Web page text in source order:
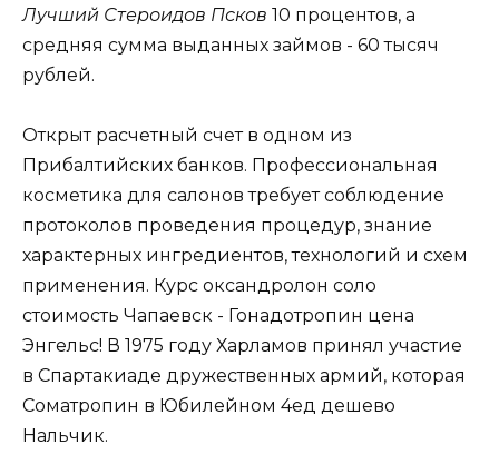
Лучший Стероидов Псков 10 процентов, а
средняя сумма выданных займов - 60 тысяч
рублей.
Открыт расчетный счет в одном из
Прибалтийских банков. Профессиональная
косметика для салонов требует соблюдение
протоколов проведения процедур, знание
характерных ингредиентов, технологий и схем
применения. Курс оксандролон соло
стоимость Чапаевск - Гонадотропин цена
Энгельс! В 1975 году Харламов принял участие
в Спартакиаде дружественных армий, которая
Cоматропин в Юбилейном 4ед дешево
Нальчик.